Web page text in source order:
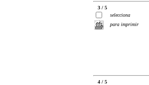
3 / 5
selecciona
para imprimir
4 / 5